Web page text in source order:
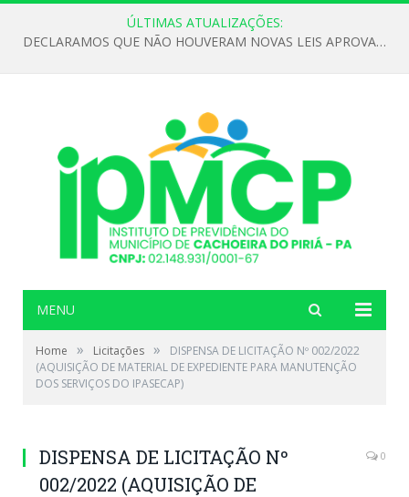
ÚLTIMAS ATUALIZAÇÕES:
DECLARAMOS QUE NÃO HOUVERAM NOVAS LEIS APROVADAS ATÉ O MOMENTO PARA O INSTITUTO DE PREVIDÊNCIA NO ANO DE 2026
MENU
Home » Licitações »
DISPENSA DE LICITAÇÃO Nº 002/2022
(AQUISIÇÃO DE MATERIAL DE EXPEDIENTE PARA MANUTENÇÃO
DOS SERVIÇOS DO IPASECAP)
DISPENSA DE LICITAÇÃO Nº
002/2022 (AQUISIÇÃO DE
0